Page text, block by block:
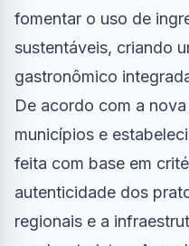
fomentar o uso de
sustentáveis, criando
gastronômico
De acordo com a
municípios e
feita com base em
autenticidade dos
regionais e a